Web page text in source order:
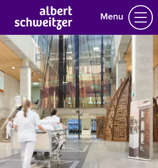
Menu
Homepage
Praktische informatie
Specialismen
Werken en leren
Medewerkers
Contact
MijnASz